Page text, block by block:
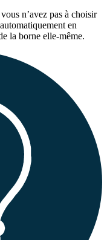
n’avez pas à choisir
en
la borne elle-même.